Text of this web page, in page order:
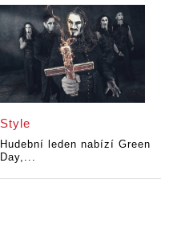
Style
Hudební leden nabízí Green
Day,...